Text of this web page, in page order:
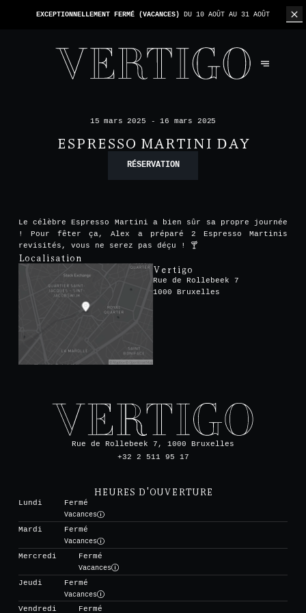
EXCEPTIONNELLEMENT FERMÉ (VACANCES) DU 10 AOÛT AU 31 AOÛT
15 mars 2025 - 16 mars 2025
ESPRESSO MARTINI DAY
RÉSERVATION
Le célèbre Espresso Martini a bien sûr sa propre journée
! Pour fêter ça, Alex a préparé 2 Espresso Martinis
revisités, vous ne serez pas déçu ! 🍸
Localisation
Vertigo
Rue de Rollebeek 7
1000 Bruxelles
Rue de Rollebeek 7, 1000 Bruxelles
+32 2 511 95 17
HEURES D'OUVERTURE
Lundi
Fermé
Vacances
Mardi
Fermé
Vacances
Mercredi
Fermé
Vacances
Jeudi
Fermé
Vacances
Vendredi
Fermé